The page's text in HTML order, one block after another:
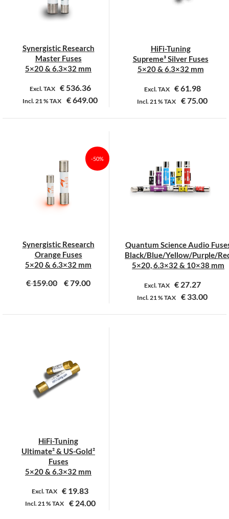
kan
gekozen
de
productpagina
kan
de
productpagina
Synergistic Research
Master Fuses
5×20 & 6.3×32 mm
Excl. TAX €536.36
Incl.21 %TAX €649.00
Dit
meerdere
variaties.
Deze
optie
kan
de
productpagina
HiFi-Tuning
Supreme³ Silver Fuses
5×20 & 6.3×32 mm
Excl. TAX €61.98
Incl.21 %TAX €75.00
Dit
variaties.
Deze
optie
de
productpagina
-50%
Synergistic Research
Orange Fuses
5×20 & 6.3×32 mm
€159.00 €79.00
Dit
variaties.
Deze
optie
de
productpagina
Quantum Science Audio
Black/Blue/Yellow/Purple/
5×20, 6.3×32 & 10×38 mm
Excl. TAX €27.27
Incl.21 %TAX € 33.00
Dit
HiFi-Tuning
Ultimate² & US-Gold²
Fuses
5×20 & 6.3×32 mm
Excl. TAX € 19.83
Incl.21 %TAX €24.00